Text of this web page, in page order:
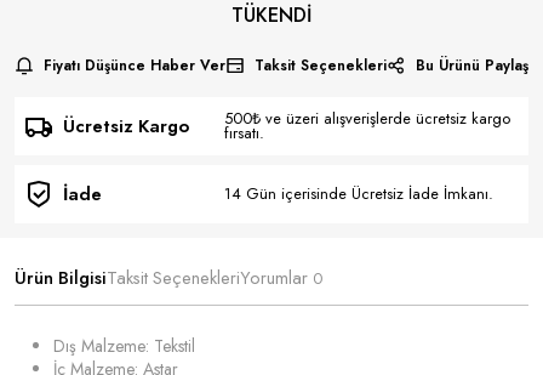
TÜKENDI
Fiyatı Düşünce Haber Ver Taksit Seçenekleri Bu Ürünü Paylaş
Ücretsiz Kargo 500₺ ve üzeri alışverişlerde ücretsiz kargo
fırsatı.
İade 14 Gün içerisinde Ücretsiz İade İmkanı.
Ürün BilgisiTaksit SeçenekleriYorumlar 0
Dış Malzeme: Tekstil
İç Malzeme: Astar